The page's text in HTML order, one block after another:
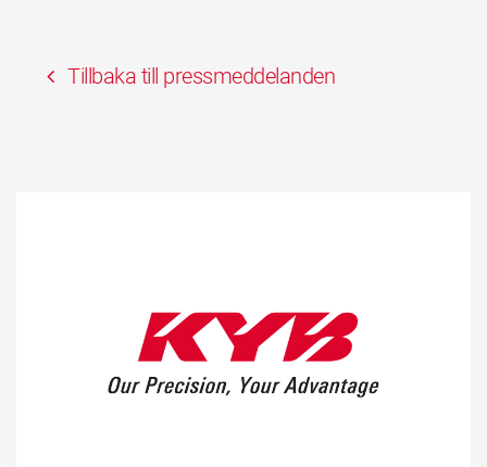
Tillbaka till pressmeddelanden